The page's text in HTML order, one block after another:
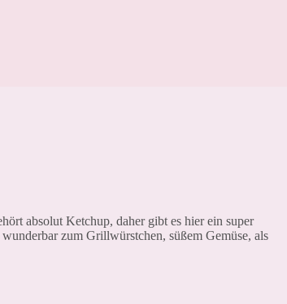
absolut Ketchup, daher gibt es hier ein super
zum Grillwürstchen, süßem Gemüse, als